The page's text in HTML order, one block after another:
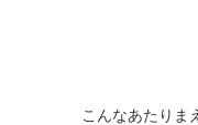
こんなあたりま